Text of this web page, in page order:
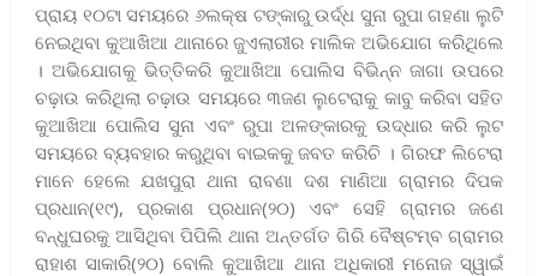
ପ୍ରାୟ ୧୦ଟା ସମୟରେ ୬ଲକ୍ଷ ଟଙ୍କାରୁ ଉର୍ଦ୍ଧ ସୁନା ରୁପା ଗହଣା ଲୁଟି
ନେଇଥିବା କୁଆଖିଆ ଥାନାରେ ଜୁଏଲାରୀର ମାଲିକ ଅଭିଯୋଗ କରିଥିଲେ
। ଅଭିଯୋଗକୁ ଭିତ୍ତିକରି କୁଆଖିଆ ପୋଲିସ ବିଭିନ୍ନ ଜାଗା ଉପରେ
ଚଢ଼ାଉ କରିଥିଲା ଚଢ଼ାଉ ସମୟରେ ୩ଜଣ ଲୁଟେରାକୁ କାବୁ କରିବା ସହିତ
କୁଆଖିଆ ପୋଲିସ ସୁନା ଏବଂ ରୁପା ଅଳଙ୍କାରକୁ ଉଦ୍ଧାର କରି ଲୁଟ
ସମୟରେ ବ୍ୟବହାର କରୁଥିବା ବାଇକକୁ ଜବତ କରିଚି । ଗିରଫ ଲିଟେରା
ମାନେ ହେଲେ ଯଖପୁରା ଥାନା ରାବଣା ଦଶ ମାଣିଆ ଗ୍ରାମର ଦିପକ
ପ୍ରଧାନ(୧୯), ପ୍ରକାଶ ପ୍ରଧାନ(୨୦) ଏବଂ ସେହି ଗ୍ରାମର ଜଣେ
ବନ୍ଧୁଘରକୁ ଆସିଥିବା ପିପିଲି ଥାନା ଅନ୍ତର୍ଗତ ଗିରି ବୈଷ୍ଟମ୍ବ ଗ୍ରାମର
ରାହାଶ ସାକାରି(୨୦) ବୋଲି କୁଆଖିଆ ଥାନା ଅଧିକାରୀ ମନୋଜ ସ୍ୱାଇଁ